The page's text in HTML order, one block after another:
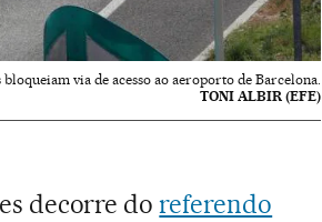
bloqueiam via de acesso ao aeroporto de Barcelona.
TONI ALBIR (EFE)
decorre doreferendo